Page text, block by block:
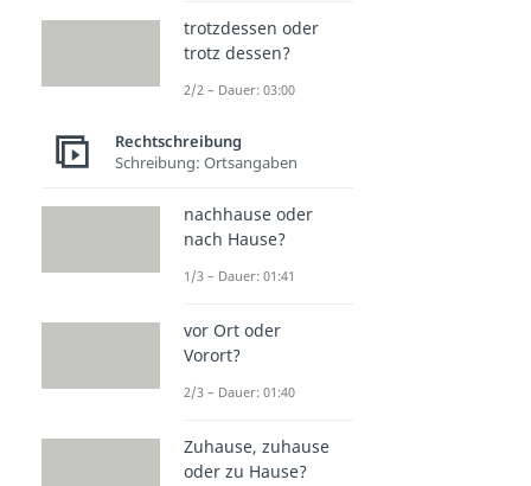
trotzdessen oder
trotz dessen?
2/2 – Dauer: 03:00
Rechtschreibung
Schreibung: Ortsangaben
nachhause oder
nach Hause?
1/3 – Dauer: 01:41
vor Ort oder
Vorort?
2/3 – Dauer: 01:40
Zuhause, zuhause
oder zu Hause?